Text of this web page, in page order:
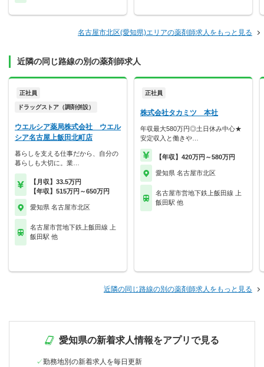
名古屋市北区(愛知県)エリアの薬剤師求人をもっと見る
近隣の同じ路線の別の薬剤師求人
正社員
ドラッグストア（調剤併設）
ウエルシア薬局株式会社 ウエル
シア名古屋上飯田北町店
暮らしを支える仕事だから、自分の
暮らしも大切に。業…
【月収】33.5万円
【年収】515万円～650万円
愛知県 名古屋市北区
名古屋市営地下鉄上飯田線 上
飯田駅 他
正社員
株式会社タカミツ 本社
年収最大580万円◎土日休み中心★
安定収入と働きや…
【年収】420万円～580万円
愛知県 名古屋市北区
名古屋市営地下鉄上飯田線 上
飯田駅 他
近隣の同じ路線の別の薬剤師求人をもっと見る
愛知県の新着求人情報をアプリで見る
勤務地別の新着求人を毎日更新